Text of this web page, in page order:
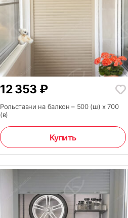
12 353 ₽
Рольставни на балкон – 500 (ш) x 700
(в)
Купить